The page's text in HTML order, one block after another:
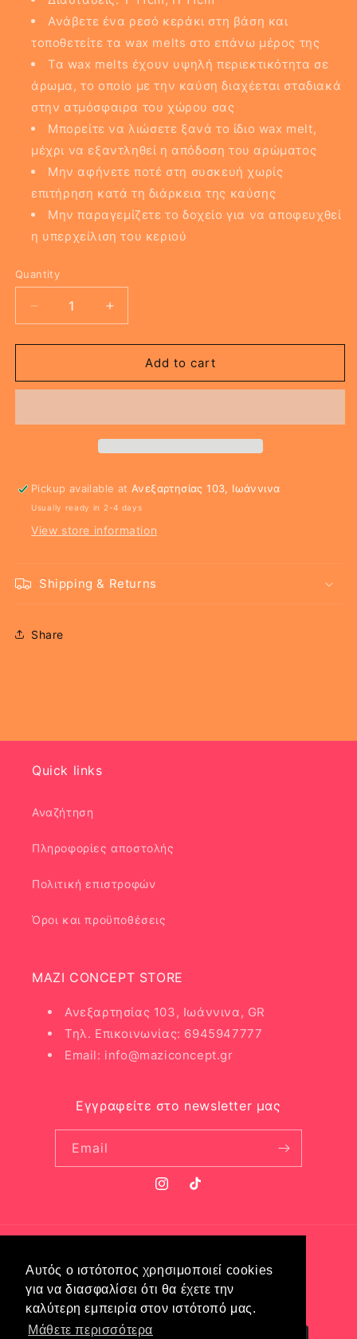
Αυτός ο ιστότοπος χρησιμοποιεί cookies
για να διασφαλίσει ότι θα έχετε την
καλύτερη εμπειρία στον ιστότοπό μας.
Μάθετε περισσότερα
Ανάβετε ένα ρεσό κεράκι στη βάση και
τοποθετείτε τα wax melts στο επάνω μέρος της
Τα wax melts έχουν υψηλή περιεκτικότητα σε
άρωμα, το οποίο με την καύση διαχέεται σταδιακά
στην ατμόσφαιρα του χώρου σας
Μπορείτε να λιώσετε ξανά το ίδιο wax melt,
μέχρι να εξαντληθεί η απόδοση του αρώματος
Μην αφήνετε ποτέ στη συσκευή χωρίς
επιτήρηση κατά τη διάρκεια της καύσης
Μην παραγεμίζετε το δοχείο για να αποφευχθεί
η υπερχείλιση του κεριού
Quantity
Decrease
quantity
for
Αρωματιστής
Increase
quantity
for
Αρωματιστής
Add to cart
Pickup available at Ανεξαρτησίας 103, Ιωάννινα
Usually ready in 2-4 days
View store information
Shipping & Returns
Share
Quick links
Αναζήτηση
Πληροφορίες αποστολής
Πολιτική επιστροφών
Όροι και προϋποθέσεις
MAZI CONCEPT STORE
Ανεξαρτησίας 103, Ιωάννινα, GR
Τηλ. Επικοινωνίας: 6945947777
Email: info@maziconcept.gr
Εγγραφείτε στο newsletter μας
Email
InstagramTikTok
English
Payment